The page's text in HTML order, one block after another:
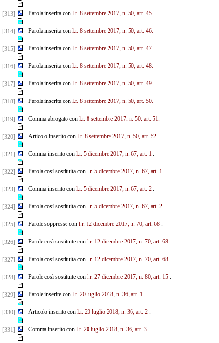
[313] Parola inserita con l.r. 8 settembre 2017, n. 50, art. 45.
[314] Parola inserita con l.r. 8 settembre 2017, n. 50, art. 46.
[315] Parola inserita con l.r. 8 settembre 2017, n. 50, art. 47.
[316] Parola inserita con l.r. 8 settembre 2017, n. 50, art. 48.
[317] Parola inserita con l.r. 8 settembre 2017, n. 50, art. 49.
[318] Parola inserita con l.r. 8 settembre 2017, n. 50, art. 50.
[319] Comma abrogato con l.r. 8 settembre 2017, n. 50, art. 51.
[320] Articolo inserito con l.r. 8 settembre 2017, n. 50, art. 52.
[321] Comma inserito con l.r. 5 dicembre 2017, n. 67, art. 1.
[322] Parola così sostituita con l.r. 5 dicembre 2017, n. 67, art. 1.
[323] Comma inserito con l.r. 5 dicembre 2017, n. 67, art. 2.
[324] Parola così sostituita con l.r. 5 dicembre 2017, n. 67, art. 2.
[325] Parole soppresse con l.r. 12 dicembre 2017, n. 70, art. 68.
[326] Parole così sostituite con l.r. 12 dicembre 2017, n. 70, art. 68.
[327] Parola così sostituita con l.r. 12 dicembre 2017, n. 70, art. 68.
[328] Parole così sostituite con l.r. 27 dicembre 2017, n. 80, art. 15.
[329] Parole inserite con l.r. 20 luglio 2018, n. 36, art. 1.
[330] Articolo inserito con l.r. 20 luglio 2018, n. 36, art. 2.
[331] Comma inserito con l.r. 20 luglio 2018, n. 36, art. 3.